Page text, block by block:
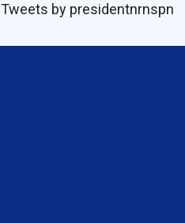
Tweets by presidentnrnspn